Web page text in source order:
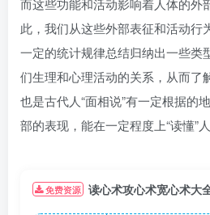
而这些功能和活动影响着人体的外
此，我们从这些外部表征和活动行
一定的统计规律总结归纳出一些类
们生理和心理活动的关系，从而了
也是古代人“面相说”有一定根据的
部的表现，能在一定程度上“读懂”
免费资源 读心术攻心术宽心术大